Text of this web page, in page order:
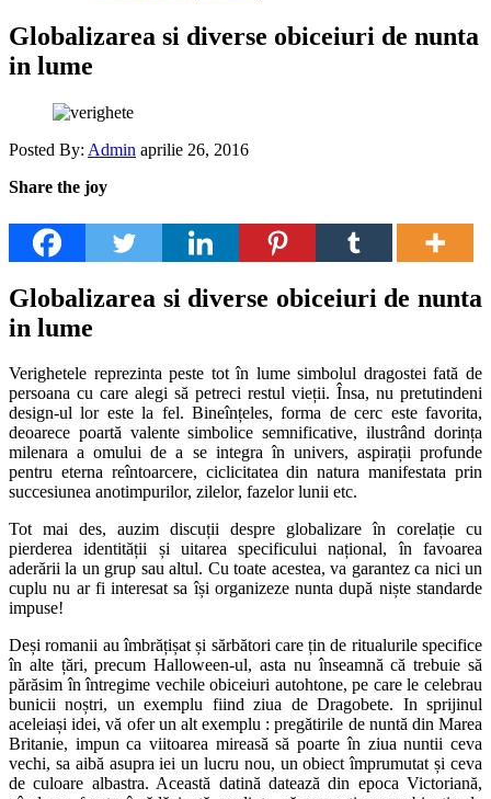
Globalizarea si diverse obiceiuri de nunta
in lume
Posted By: Admin aprilie 26, 2016
Share the joy
Globalizarea si diverse obiceiuri de nunta
in lume
Verighetele reprezinta peste tot în lume simbolul dragostei fată de
persoana cu care alegi să petreci restul vieții. Însa, nu pretutindeni
design-ul lor este la fel. Bineînțeles, forma de cerc este favorita,
deoarece poartă valente simbolice semnificative, ilustrând dorința
milenara a omului de a se integra în univers, aspirații profunde
pentru eterna reîntoarcere, ciclicitatea din natura manifestata prin
succesiunea anotimpurilor, zilelor, fazelor lunii etc.
Tot mai des, auzim discuții despre globalizare în corelație cu
pierderea identității și uitarea specificului național, în favoarea
aderării la un grup sau altul. Cu toate acestea, va garantez ca nici un
cuplu nu ar fi interesat sa își organizeze nunta după niște standarde
impuse!
Deși romanii au îmbrățișat și sărbători care țin de ritualurile specifice
în alte țări, precum Halloween-ul, asta nu înseamnă că trebuie să
părăsim în întregime vechile obiceiuri autohtone, pe care le celebrau
bunicii noștri, un exemplu fiind ziua de Dragobete. In sprijinul
aceleiași idei, vă ofer un alt exemplu : pregătirile de nuntă din Marea
Britanie, impun ca viitoarea mireasă să poarte în ziua nuntii ceva
vechi, sa aibă asupra iei un lucru nou, un obiect împrumutat și ceva
de culoare albastra. Această datină datează din epoca Victoriană,